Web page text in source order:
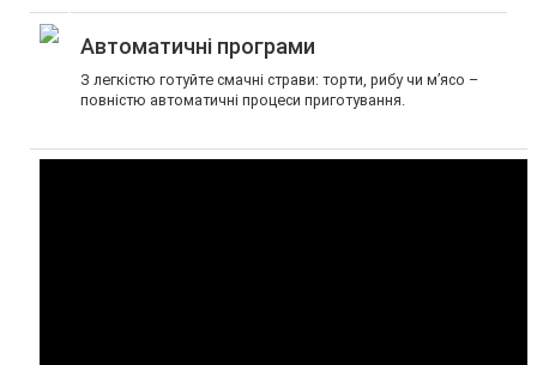
Автоматичні програми
З легкістю готуйте смачні страви: торти, рибу чи м’ясо –
повністю автоматичні процеси приготування.